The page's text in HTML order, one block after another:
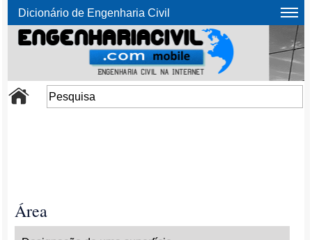
Dicionário de Engenharia Civil
Área